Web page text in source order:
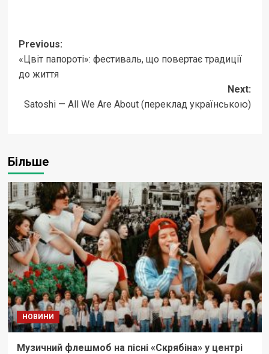
Post
navigation
Previous:
«Цвіт папороті»: фестиваль, що повертає традиції
до життя
Next:
Satoshi — All We Are About (переклад українською)
Більше
НОВИНИ
Музичний флешмоб на пісні «Скрябіна» у центрі